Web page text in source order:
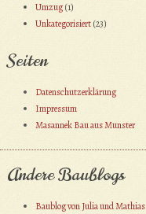
Umzug(1)
Unkategorisiert(23)
Seiten
Datenschutzerklärung
Impressum
Masannek Bau aus Munster
Andere Baublogs
Baublog von Julia und Mathias